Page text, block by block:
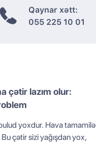
Qaynar xətt:
055 225 10 01
çətir lazım olur:
bulud yoxdur. Hava tamamilə
çətir sizi yağışdan yox,